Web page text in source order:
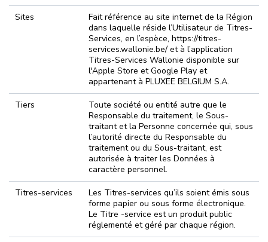
Sites
Fait référence au site internet de la Région
dans laquelle réside l’Utilisateur de Titres-
Services, en l’espèce, https://titres-
services.wallonie.be/ et à l’application
Titres-Services Wallonie disponible sur
l'Apple Store et Google Play et
appartenant à PLUXEE BELGIUM S.A.
Tiers
Toute société ou entité autre que le
Responsable du traitement, le Sous-
traitant et la Personne concernée qui, sous
l’autorité directe du Responsable du
traitement ou du Sous-traitant, est
autorisée à traiter les Données à
caractère personnel.
Titres-services
Les Titres-services qu’ils soient émis sous
forme papier ou sous forme électronique.
Le Titre -service est un produit public
réglementé et géré par chaque région.